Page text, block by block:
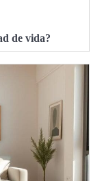
de vida?